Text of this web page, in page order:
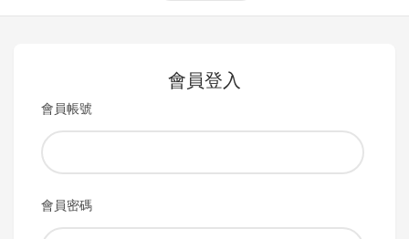
會員登入
會員帳號
會員密碼